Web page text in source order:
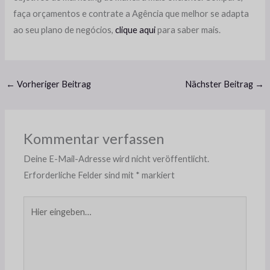
faça orçamentos e contrate a Agência que melhor se adapta
ao seu plano de negócios,clique aquipara saber mais.
← Vorheriger Beitrag Nächster Beitrag →
Kommentar verfassen
Deine E-Mail-Adresse wird nicht veröffentlicht.
Erforderliche Felder sind mit * markiert
eingeben…